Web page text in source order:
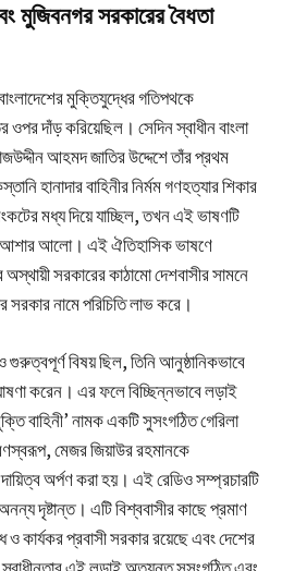
মুজিবনগর সরকারের বৈধতা
মুক্তিযুদ্ধের গতিপথকে
দাঁড় করিয়েছিল। সেদিন স্বাধীন বাংলা
আহমদ জাতির উদ্দেশে তাঁর প্রথম
হানাদার বাহিনীর নির্মম গণহত্যার শিকার
মধ্য দিয়ে যাচ্ছিল, তখন এই ভাষণটি
আলো। এই ঐতিহাসিক ভাষণে
সরকারের কাঠামো দেশবাসীর সামনে
সরকার নামে পরিচিতি লাভ করে।
গুরুত্বপূর্ণ বিষয় ছিল, তিনি আনুষ্ঠানিকভাবে
করেন। এর ফলে বিচ্ছিন্নভাবে লড়াই
বাহিনী’ নামক একটি সুসংগঠিত গেরিলা
মেজর জিয়াউর রহমানকে
দায়িত্ব অর্পণ করা হয়। এই রেডিও সম্প্রচারটি
দৃষ্টান্ত। এটি বিশ্ববাসীর কাছে প্রমাণ
ও কার্যকর প্রবাসী সরকার রয়েছে এবং দেশের